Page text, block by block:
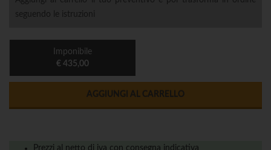
seguendo le istruzioni
Imponibile
€ 435,00
AGGIUNGI AL CARRELLO
Prezzi al netto di iva con consegna indicativa